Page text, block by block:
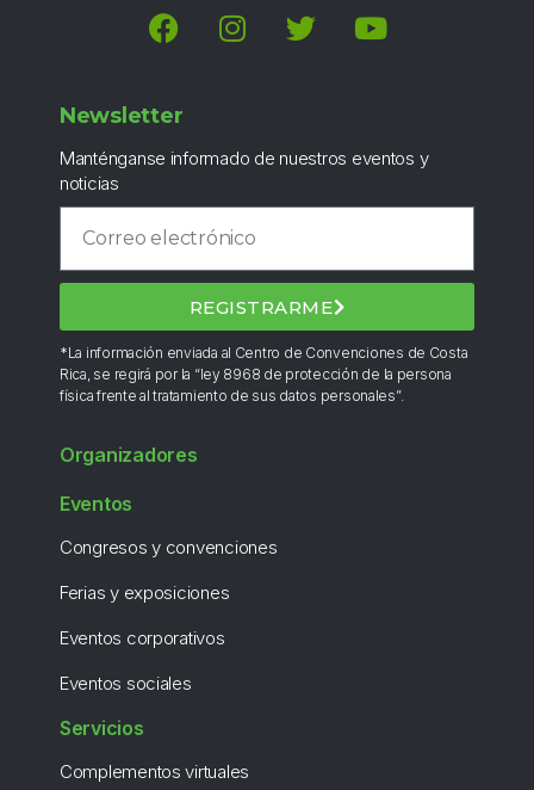
Newsletter
Manténganse informado de nuestros eventos y
noticias
REGISTRARME
*La información enviada al Centro de Convenciones de Costa
Rica, se regirá por la “ley 8968 de protección de la persona
física frente al tratamiento de sus datos personales”.
Organizadores
Eventos
Congresos y convenciones
Ferias y exposiciones
Eventos corporativos
Eventos sociales
Servicios
Complementos virtuales